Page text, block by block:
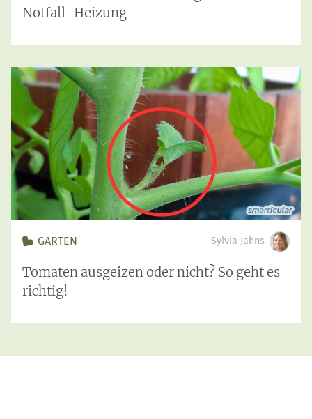
Notfall-Heizung
GARTEN Sylvia Jahns
Tomaten ausgeizen oder nicht? So geht es
richtig!